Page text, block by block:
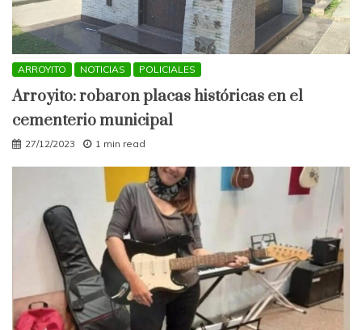
ARROYITO NOTICIAS POLICIALES
Arroyito: robaron placas históricas en el
cementerio municipal
27/12/2023 1 min read